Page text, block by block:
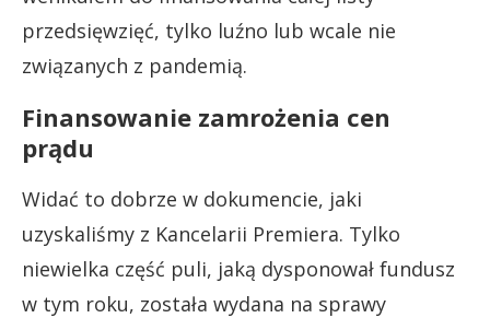
przedsięwzięć, tylko luźno lub wcale nie
związanych z pandemią.
Finansowanie zamrożenia cen
prądu
Widać to dobrze w dokumencie, jaki
uzyskaliśmy z Kancelarii Premiera. Tylko
niewielka część puli, jaką dysponował fundusz
w tym roku, została wydana na sprawy